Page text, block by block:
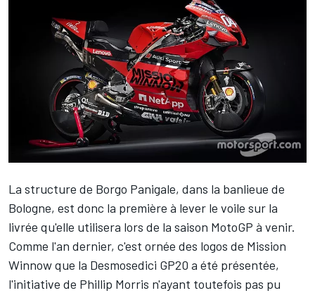
La structure de Borgo Panigale, dans la banlieue de
Bologne, est donc la première à lever le voile sur la
livrée qu'elle utilisera lors de la saison MotoGP à venir.
Comme l'an dernier, c'est ornée des logos de Mission
Winnow que la Desmosedici GP20 a été présentée,
l'initiative de Phillip Morris n'ayant toutefois pas pu